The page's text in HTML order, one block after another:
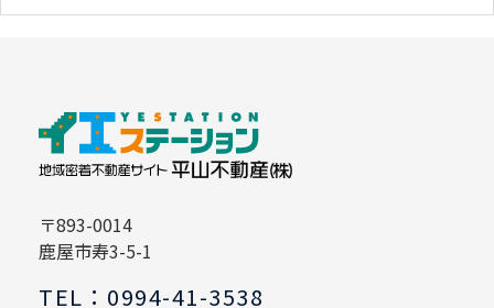
〒893-0014
鹿屋市寿3-5-1
TEL：0994-41-3538